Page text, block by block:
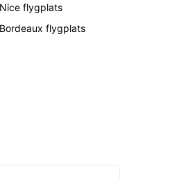
Nice flygplats
Bordeaux flygplats